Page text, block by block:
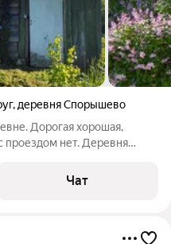
, деревня Спорышево
Дорогая хорошая,
проездом нет. Деревня
смородина, яблоня и
Чат